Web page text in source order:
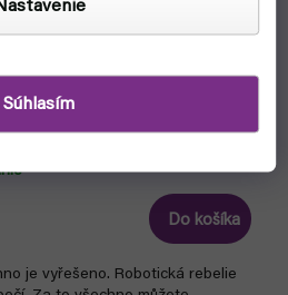
Súhlasím
Do košíka
je vyřešeno. Robotická rebelie